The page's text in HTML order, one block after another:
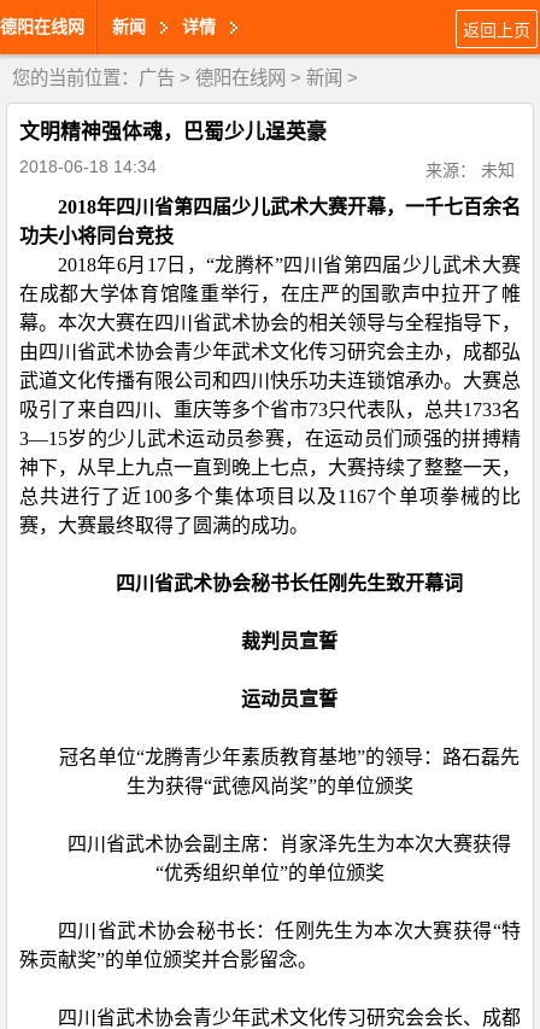
德阳在线网 新闻 详情 返回上页
您的当前位置： 广告 > 德阳在线网 > 新闻 >
文明精神强体魂，巴蜀少儿逞英豪
2018-06-18 14:34 来源： 未知
2018年四川省第四届少儿武术大赛开幕，一千七百余名
功夫小将同台竞技
2018年6月17日，“龙腾杯”四川省第四届少儿武术大赛
在成都大学体育馆隆重举行，在庄严的国歌声中拉开了帷
幕。本次大赛在四川省武术协会的相关领导与全程指导下，
由四川省武术协会青少年武术文化传习研究会主办，成都弘
武道文化传播有限公司和四川快乐功夫连锁馆承办。大赛总
吸引了来自四川、重庆等多个省市73只代表队，总共1733名
3—15岁的少儿武术运动员参赛，在运动员们顽强的拼搏精
神下，从早上九点一直到晚上七点，大赛持续了整整一天，
总共进行了近100多个集体项目以及1167个单项拳械的比
赛，大赛最终取得了圆满的成功。
四川省武术协会秘书长任刚先生致开幕词
裁判员宣誓
运动员宣誓
冠名单位“龙腾青少年素质教育基地”的领导：路石磊先
生为获得“武德风尚奖”的单位颁奖
四川省武术协会副主席：肖家泽先生为本次大赛获得
“优秀组织单位”的单位颁奖
四川省武术协会秘书长：任刚先生为本次大赛获得“特
殊贡献奖”的单位颁奖并合影留念。
四川省武术协会青少年武术文化传习研究会会长、成都